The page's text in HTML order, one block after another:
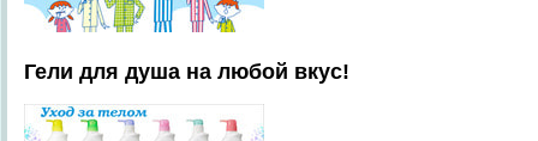
Гели для душа на любой вкус!